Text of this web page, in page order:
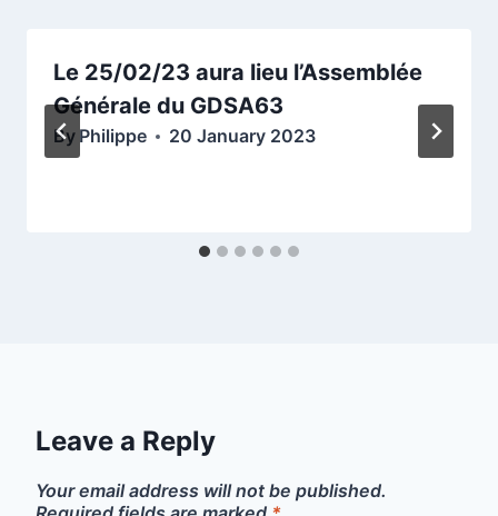
Le 25/02/23 aura lieu l’Assemblée
Générale du GDSA63
By Philippe 20 January 2023
Leave a Reply
Your email address will not be published.